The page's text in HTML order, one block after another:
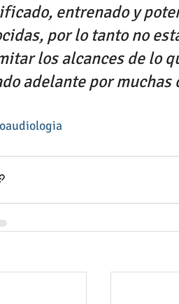
entrenado y
por lo tanto no
los alcances de lo
adelante por